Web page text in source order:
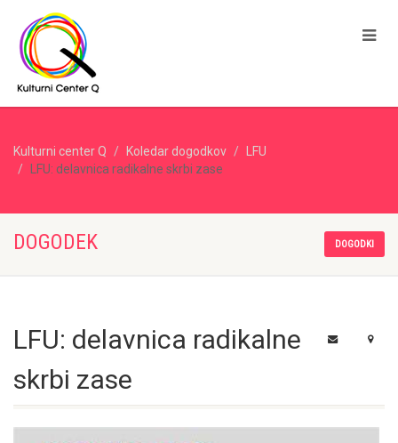
Kulturni center Q Koledar dogodkov
LFU
LFU: delavnica radikalne skrbi zase
DOGODEK DOGODKI
LFU: delavnica radikalne
skrbi zase